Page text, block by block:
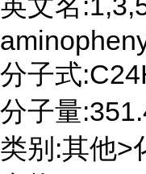
分子式
分子量
类别:其他>